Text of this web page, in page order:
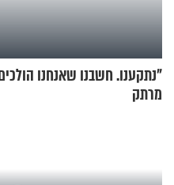
"נתקענו. חשבנו שאנחנו
מרתק